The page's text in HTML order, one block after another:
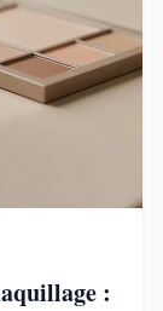
: